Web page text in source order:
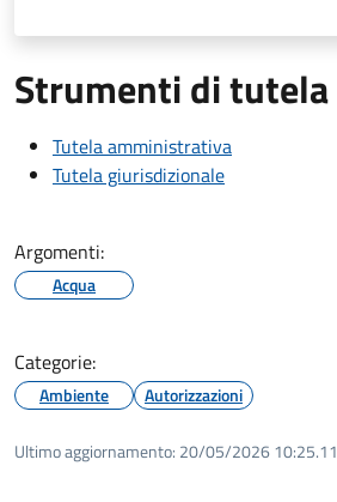
Strumenti di tutela
Tutela amministrativa
Tutela giurisdizionale
Argomenti:
Acqua
Categorie:
Ambiente Autorizzazioni
Ultimo aggiornamento: 20/05/2026 10:25.11